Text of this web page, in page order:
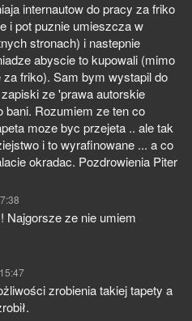
internautow do pracy za friko
i pot puznie umieszcza w
stronach) i nastepnie
abyscie to kupowali (mimo
friko). Sam bym wystapil do
ze 'prawa autorskie
bani. Rozumiem ze ten co
moze byc przejeta .. ale tak
i to wyrafinowane ... a co
okradac. Pozdrowienia Piter
Najgorsze ze nie umiem
zrobienia takiej tapety a